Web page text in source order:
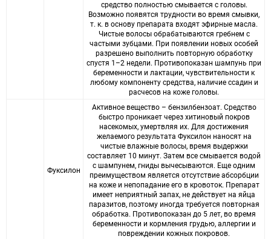
средство полностью смывается с головы.
Возможно появятся трудности во время смывки,
т. к. в основу препарата входят эфирные масла.
Чистые волосы обрабатываются гребнем с
частыми зубцами. При появлении новых особей
разрешено выполнить повторную обработку
спустя 1–2 недели. Противопоказан шампунь при
беременности и лактации, чувствительности к
любому компоненту средства, наличие ссадин и
расчесов на коже головы.
Фуксилон
Активное вещество – бензилбензоат. Средство
быстро проникает через хитиновый покров
насекомых, умертвляя их. Для достижения
желаемого результата Фуксилон наносят на
чистые влажные волосы, время выдержки
составляет 10 минут. Затем все смывается водой
с шампунем, гниды вычесываются. Еще одним
преимуществом является отсутствие абсорбции
на коже и непопадание его в кровоток. Препарат
имеет неприятный запах, не действует на яйца
паразитов, поэтому иногда требуется повторная
обработка. Противопоказан до 5 лет, во время
беременности и кормления грудью, аллергии и
повреждении кожных покровов.